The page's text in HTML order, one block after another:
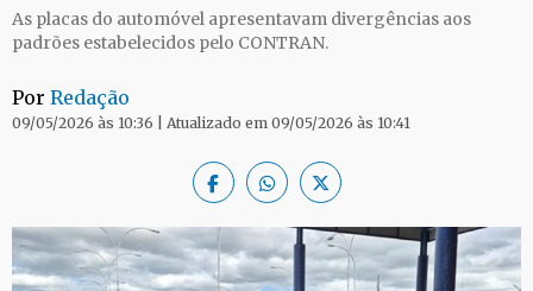
As placas do automóvel apresentavam divergências aos
padrões estabelecidos pelo CONTRAN.
Por Redação
09/05/2026 às 10:36 | Atualizado em 09/05/2026 às 10:41